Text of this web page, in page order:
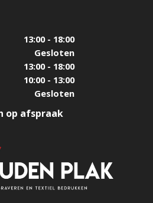
13:00 - 18:00
Gesloten
13:00 - 18:00
10:00 - 13:00
Gesloten
op afspraak